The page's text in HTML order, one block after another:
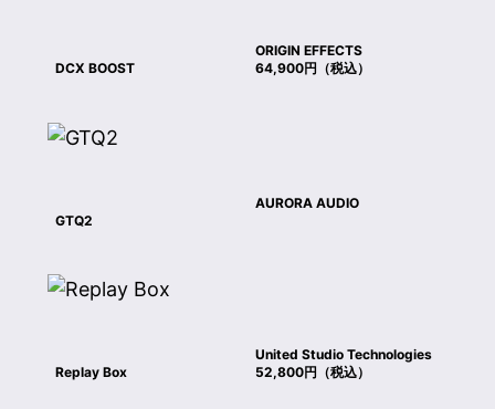
ORIGIN EFFECTS
DCX BOOST
64,900円（税込）
AURORA AUDIO
GTQ2
United Studio Technologies
Replay Box
52,800円（税込）